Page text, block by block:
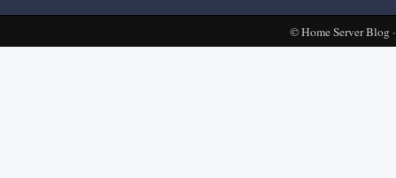
©Home Server Blog